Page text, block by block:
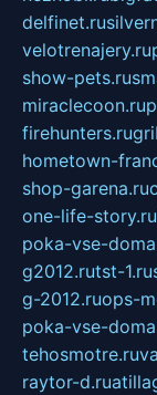
delfinet.ru
velotrenajery.ru
show-pets.ru
miraclecoon.ru
firehunters.ru
hometown-
shop-garena.ru
one-life-story.ru
poka-vse-
g2012.rutst-1.ru
g-2012.ruops-
poka-vse-
tehosmotre.ru
raytor-d.ru